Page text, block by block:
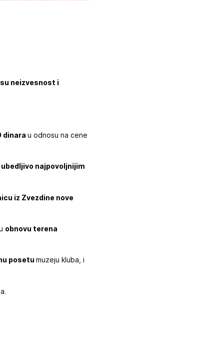
neizvesnost i
dinarau odnosu na cene
ubedljivo najpovoljnijim
iz Zvezdine nove
obnovu terena
posetumuzeju kluba, i